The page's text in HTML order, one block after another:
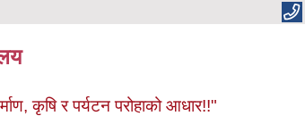
कृषि र पर्यटन परोहाको आधार!!"